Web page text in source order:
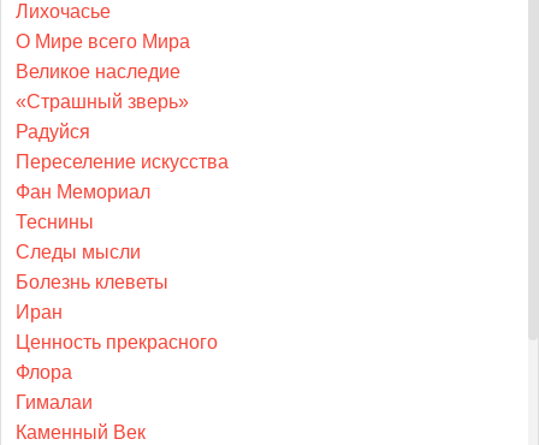
Лихочасье
О Мире всего Мира
Великое наследие
«Страшный зверь»
Радуйся
Переселение искусства
Фан Мемориал
Теснины
Следы мысли
Болезнь клеветы
Иран
Ценность прекрасного
Флора
Гималаи
Каменный Век